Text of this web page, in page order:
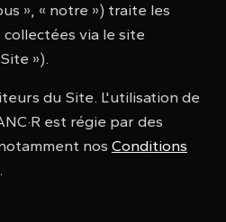
», « notre ») traite les
via le site
»).
du Site. L'utilisation de
est régie par des
nos Conditions
.